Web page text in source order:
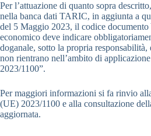
Per l’attuazione di quanto sopra
nella banca dati TARIC, in aggiunta a
del 5 Maggio 2023, il codice documento
economico deve indicare
doganale, sotto la propria
non rientrano nell’ambito di
2023/1100”.
Per maggiori informazioni si fa rinvio
(UE) 2023/1100 e alla consultazione
aggiornata.